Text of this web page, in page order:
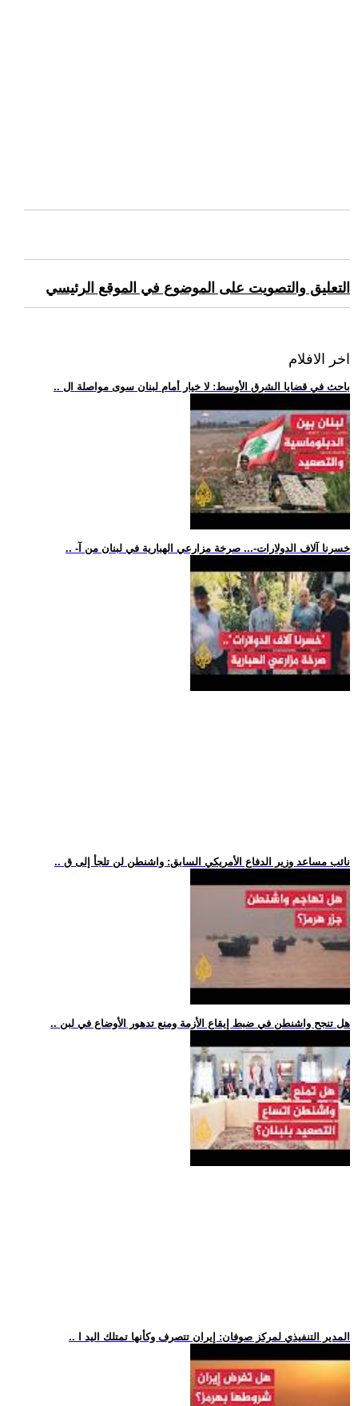
التعليق والتصويت على الموضوع في الموقع الرئيسي
اخر الافلام
.. باحث في قضايا الشرق الأوسط: لا خيار أمام لبنان سوى مواصلة ال
.. -خسرنا آلاف الدولارات-... صرخة مزارعي الهبارية في لبنان من آ
.. نائب مساعد وزير الدفاع الأمريكي السابق: واشنطن لن تلجأ إلى ق
.. هل تنجح واشنطن في ضبط إيقاع الأزمة ومنع تدهور الأوضاع في لبن
.. المدير التنفيذي لمركز صوفان: إيران تتصرف وكأنها تمتلك اليد ا